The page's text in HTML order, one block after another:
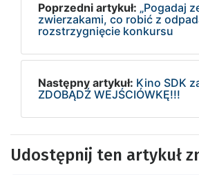
Poprzedni artykuł: „Pogadaj
zwierzakami, co robić z
rozstrzygnięcie konkursu
Następny artykuł: Kino SDK
ZDOBĄDŹ WEJŚCIÓWKĘ!!!
Udostępnij ten artykuł